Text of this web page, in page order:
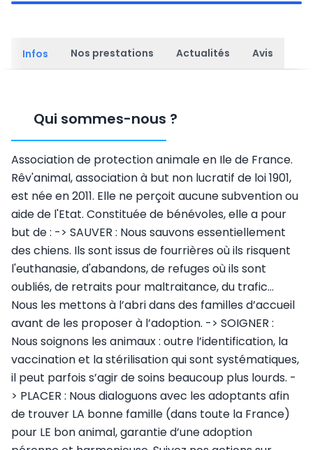
Infos Nos prestations Actualités Avis
Qui sommes-nous ?
Association de protection animale en Ile de France.
Rêv'animal, association à but non lucratif de loi 1901,
est née en 2011. Elle ne perçoit aucune subvention ou
aide de l'Etat. Constituée de bénévoles, elle a pour
but de : -> SAUVER : Nous sauvons essentiellement
des chiens. Ils sont issus de fourrières où ils risquent
l'euthanasie, d'abandons, de refuges où ils sont
oubliés, de retraits pour maltraitance, du trafic…
Nous les mettons à l’abri dans des familles d’accueil
avant de les proposer à l’adoption. -> SOIGNER :
Nous soignons les animaux : outre l’identification, la
vaccination et la stérilisation qui sont systématiques,
il peut parfois s’agir de soins beaucoup plus lourds. -
> PLACER : Nous dialoguons avec les adoptants afin
de trouver LA bonne famille (dans toute la France)
pour LE bon animal, garantie d’une adoption